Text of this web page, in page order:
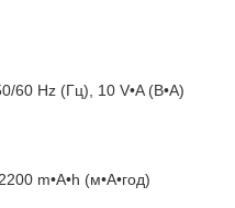
60 Hz (Гц), 10 V•A (B•A)
m•A•h (м•А•год)